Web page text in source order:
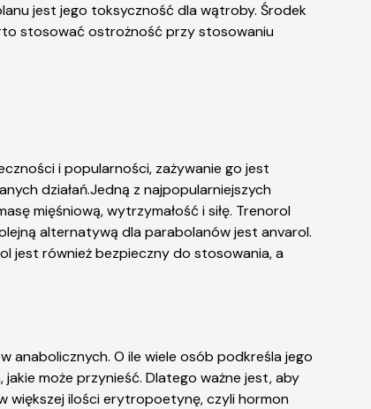
jest jego toksyczność dla wątroby. Środek
stosować ostrożność przy stosowaniu
i popularności, zażywanie go jest
działań.Jedną z najpopularniejszych
mięśniową, wytrzymałość i siłę. Trenorol
alternatywą dla parabolanów jest anvarol.
jest również bezpieczny do stosowania, a
anabolicznych. O ile wiele osób podkreśla jego
może przynieść. Dlatego ważne jest, aby
większej ilości erytropoetynę, czyli hormon